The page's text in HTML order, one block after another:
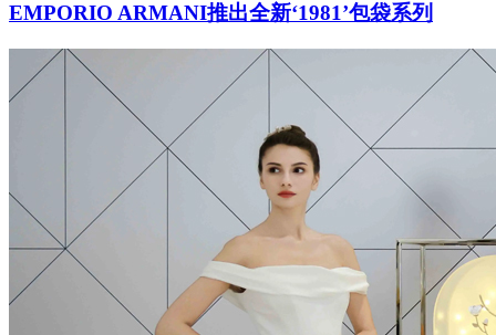
EMPORIO ARMANI推出全新‘1981’包袋系列